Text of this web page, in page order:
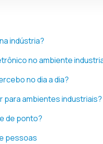
indústria?
no ambiente
no dia a dia?
ambientes industriais?
de ponto?
pessoas